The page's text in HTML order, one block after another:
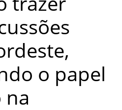
o papel
na